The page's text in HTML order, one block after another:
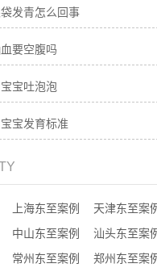
发青怎么回事
要空腹吗
宝吐泡泡
宝发育标准
上海东至案例 天津东至案
中山东至案例 汕头东至案
常州东至案例 郑州东至案